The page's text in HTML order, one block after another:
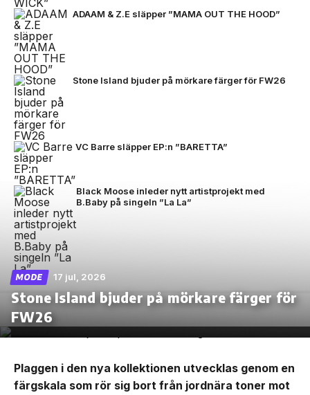
ADAAM & Z.E släpper ”MAMA OUT THE HOOD”
Stone Island bjuder på mörkare färger för FW26
VC Barre släpper EP:n ”BARETTA”
Black Moose inleder nytt artistprojekt med
B.Baby på singeln ”La La”
MODE 17 jul, 2026
Stone Island bjuder på mörkare färger för
FW26
Plaggen i den nya kollektionen utvecklas genom en
färgskala som rör sig bort från jordnära toner mot